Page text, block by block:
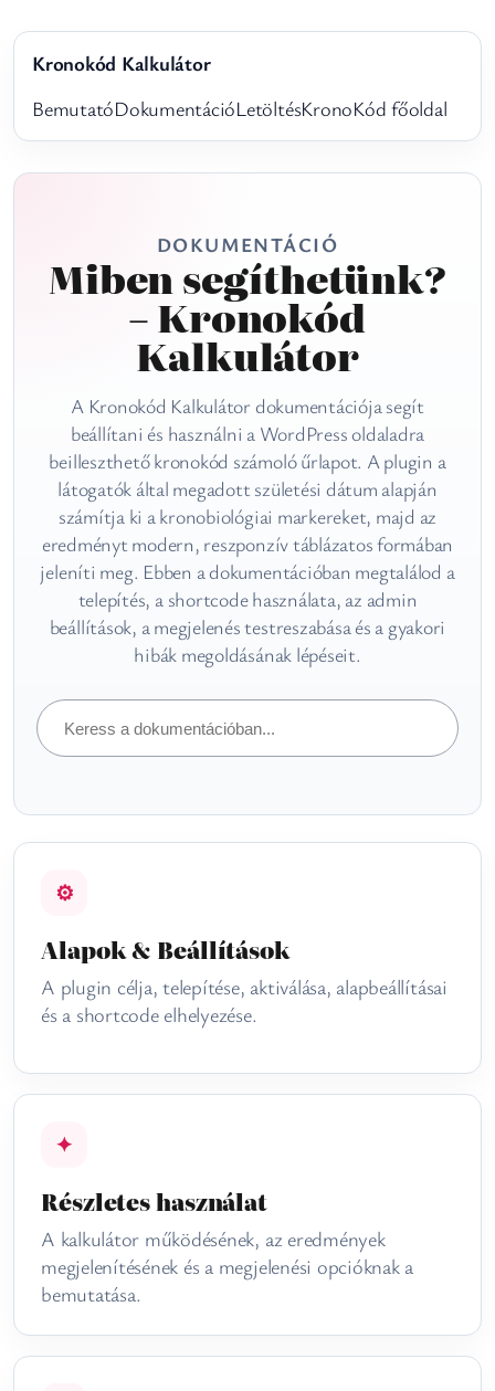
Kronokód Kalkulátor
BemutatóDokumentációLetöltésKronoKód főoldal
DOKUMENTÁCIÓ
Miben segíthetünk?
– Kronokód
Kalkulátor
A Kronokód Kalkulátor dokumentációja segít
beállítani és használni a WordPress oldaladra
beilleszthető kronokód számoló űrlapot. A plugin a
látogatók által megadott születési dátum alapján
számítja ki a kronobiológiai markereket, majd az
eredményt modern, reszponzív táblázatos formában
jeleníti meg. Ebben a dokumentációban megtalálod a
telepítés, a shortcode használata, az admin
beállítások, a megjelenés testreszabása és a gyakori
hibák megoldásának lépéseit.
Keresés
a
⚙
Alapok & Beállítások
A plugin célja, telepítése, aktiválása, alapbeállításai
és a shortcode elhelyezése.
✦
Részletes használat
A kalkulátor működésének, az eredmények
megjelenítésének és a megjelenési opcióknak a
bemutatása.